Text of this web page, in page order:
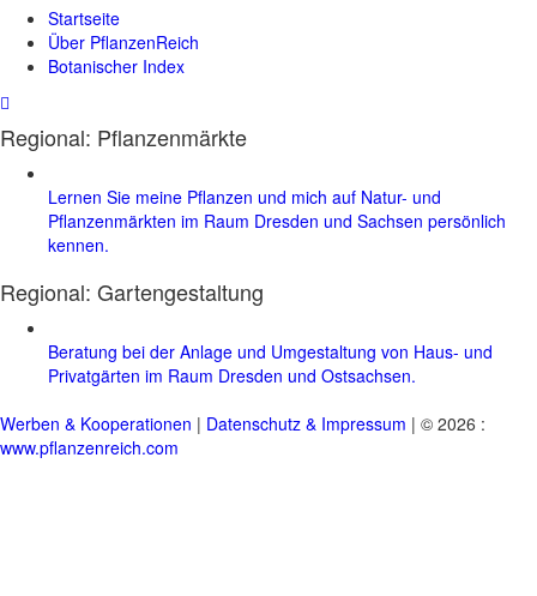
Startseite
Über PflanzenReich
Botanischer Index
Regional: Pflanzenmärkte
Lernen Sie meine Pflanzen und mich auf Natur- und
Pflanzenmärkten im Raum Dresden und Sachsen persönlich
kennen.
Regional: Gartengestaltung
Beratung bei der Anlage und Umgestaltung von Haus- und
Privatgärten im Raum Dresden und Ostsachsen.
Werben & Kooperationen | Datenschutz & Impressum | © 2026 :
www.pflanzenreich.com